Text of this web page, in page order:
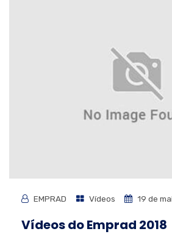
EMPRAD Vídeos 19 de
Vídeos do Emprad 2018